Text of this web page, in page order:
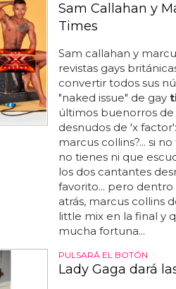
Sam Callahan y
Times
Sam callahan y
revistas gays
convertir todos sus
"naked issue" de gay
últimos buenorros de
desnudos de 'x
marcus collins?... si
no tienes ni que
los dos cantantes
favorito... pero
atrás, marcus collins
little mix en la final y
mucha fortuna...
PULSARÁ EL BOTÓN
Lady Gaga dará